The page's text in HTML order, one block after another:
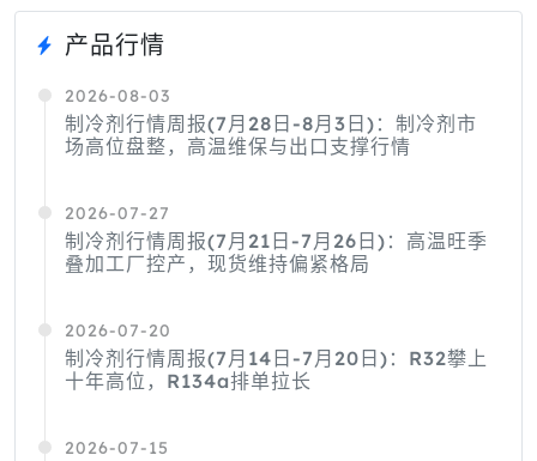
产品行情
2026-08-03
制冷剂行情周报(7月28日-8月3日)：制冷剂市
场高位盘整，高温维保与出口支撑行情
2026-07-27
制冷剂行情周报(7月21日-7月26日)：高温旺季
叠加工厂控产，现货维持偏紧格局
2026-07-20
制冷剂行情周报(7月14日-7月20日)：R32攀上
十年高位，R134a排单拉长
2026-07-15